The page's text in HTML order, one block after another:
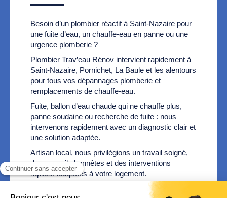
Besoin d’un plombier réactif à Saint-Nazaire pour
une fuite d’eau, un chauffe-eau en panne ou une
urgence plomberie ?
Plombier Trav’eau Rénov intervient rapidement à
Saint-Nazaire, Pornichet, La Baule et les alentours
pour tous vos dépannages plomberie et
remplacements de chauffe-eau.
Fuite, ballon d’eau chaude qui ne chauffe plus,
panne soudaine ou recherche de fuite : nous
intervenons rapidement avec un diagnostic clair et
une solution adaptée.
Artisan local, nous privilégions un travail soigné,
des conseils honnêtes et des interventions
rapides adaptées à votre logement.
Appelez directement le 06 24 06